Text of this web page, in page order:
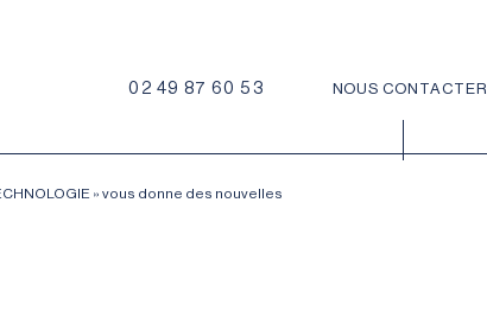
02 49 87 60 53 NOUS CONTACTER
» vous donne des nouvelles